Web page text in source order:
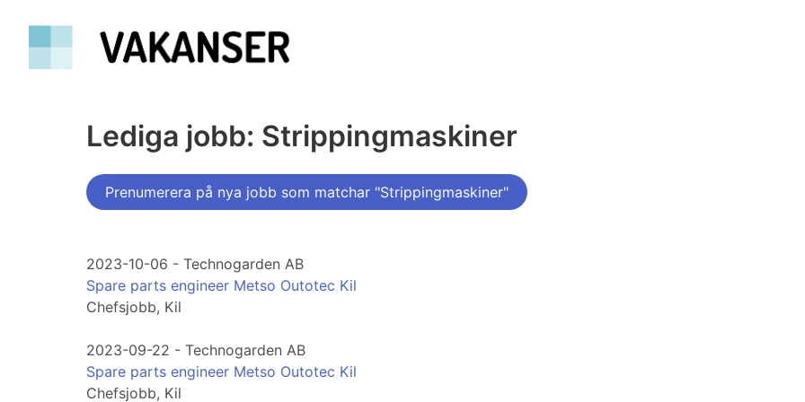
Lediga jobb: Strippingmaskiner
Prenumerera på nya jobb som matchar "Strippingmaskiner"
2023-10-06 - Technogarden AB
Spare parts engineer Metso Outotec Kil
Chefsjobb, Kil
2023-09-22 - Technogarden AB
Spare parts engineer Metso Outotec Kil
Chefsjobb, Kil